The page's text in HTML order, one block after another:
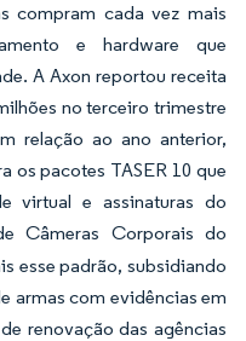
compram cada vez mais
e hardware que
A Axon reportou receita
no terceiro trimestre
relação ao ano anterior,
os pacotes TASER 10 que
virtual e assinaturas do
Câmeras Corporais do
esse padrão, subsidiando
armas com evidências em
renovação das agências